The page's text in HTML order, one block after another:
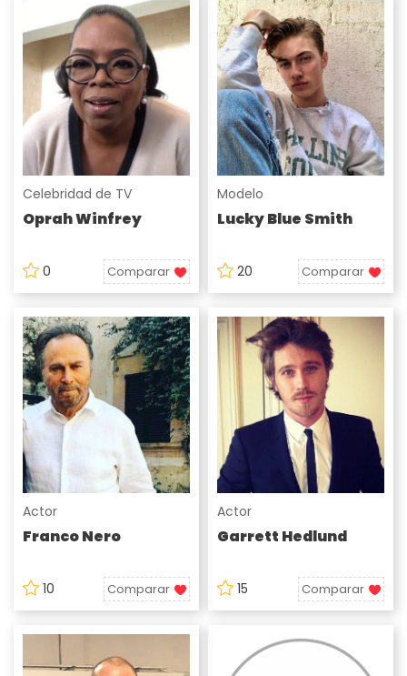
Celebridad de TV
Oprah Winfrey
0 Comparar
Modelo
Lucky Blue Smith
20 Comparar
Actor
Franco Nero
10 Comparar
Actor
Garrett Hedlund
15 Comparar